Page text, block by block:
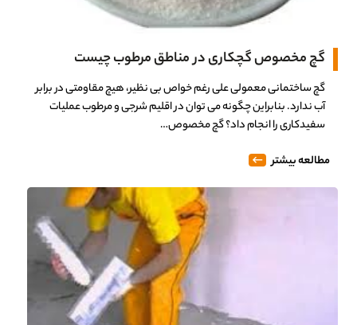
گچ مخصوص گچکاری در مناطق مرطوب چیست
گچ ساختمانی معمولی علی رغم خواص بی نظیر، هیچ مقاومتی در برابر
آب ندارد. بنابراین چگونه می توان در اقلیم شرجی و مرطوب عملیات
سفیدکاری را انجام داد؟ گچ مخصوص…
مطالعه بیشتر